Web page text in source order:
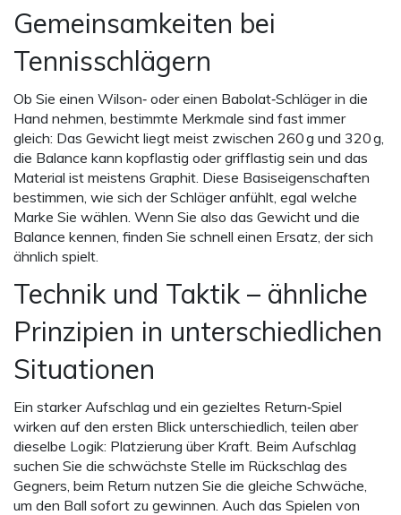
Gemeinsamkeiten bei
Tennisschlägern
Ob Sie einen Wilson‑ oder einen Babolat‑Schläger in die
Hand nehmen, bestimmte Merkmale sind fast immer
gleich: Das Gewicht liegt meist zwischen 260 g und 320 g,
die Balance kann kopflastig oder grifflastig sein und das
Material ist meistens Graphit. Diese Basis­eigenschaften
bestimmen, wie sich der Schläger anfühlt, egal welche
Marke Sie wählen. Wenn Sie also das Gewicht und die
Balance kennen, finden Sie schnell einen Ersatz, der sich
ähnlich spielt.
Technik und Taktik – ähnliche
Prinzipien in unterschiedlichen
Situationen
Ein starker Aufschlag und ein gezieltes Return‑Spiel
wirken auf den ersten Blick unterschiedlich, teilen aber
dieselbe Logik: Platzierung über Kraft. Beim Aufschlag
suchen Sie die schwächste Stelle im Rückschlag des
Gegners, beim Return nutzen Sie die gleiche Schwäche,
um den Ball sofort zu gewinnen. Auch das Spielen von